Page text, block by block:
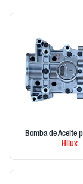
Bomba de Aceite
Hilux